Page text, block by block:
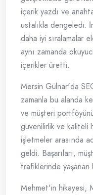
içerik yazdı ve
ustalıkla dengeledi.
daha iyi sıralamalar
aynı zamanda
içerikler üretti.
Mersin Gülnar'da
zamanla bu alanda
ve müşteri
güvenilirlik ve kaliteli
işletmeler arasında
geldi. Başarıları,
trafiklerinde yaşanan
Mehmet'in hikayesi,